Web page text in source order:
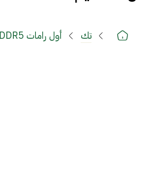
تك أول رامات DDR5 بمروحة تبريد مدمجة داخل التصميم